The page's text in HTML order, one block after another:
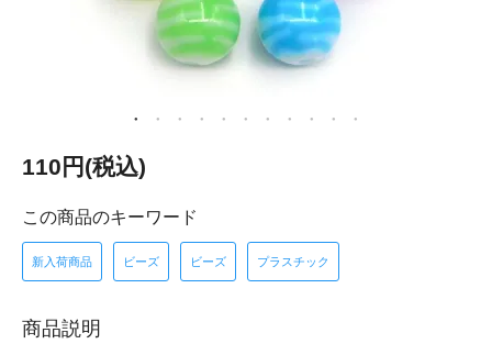
110円(税込)
この商品のキーワード
新入荷商品 ビーズ ビーズ プラスチック
商品説明